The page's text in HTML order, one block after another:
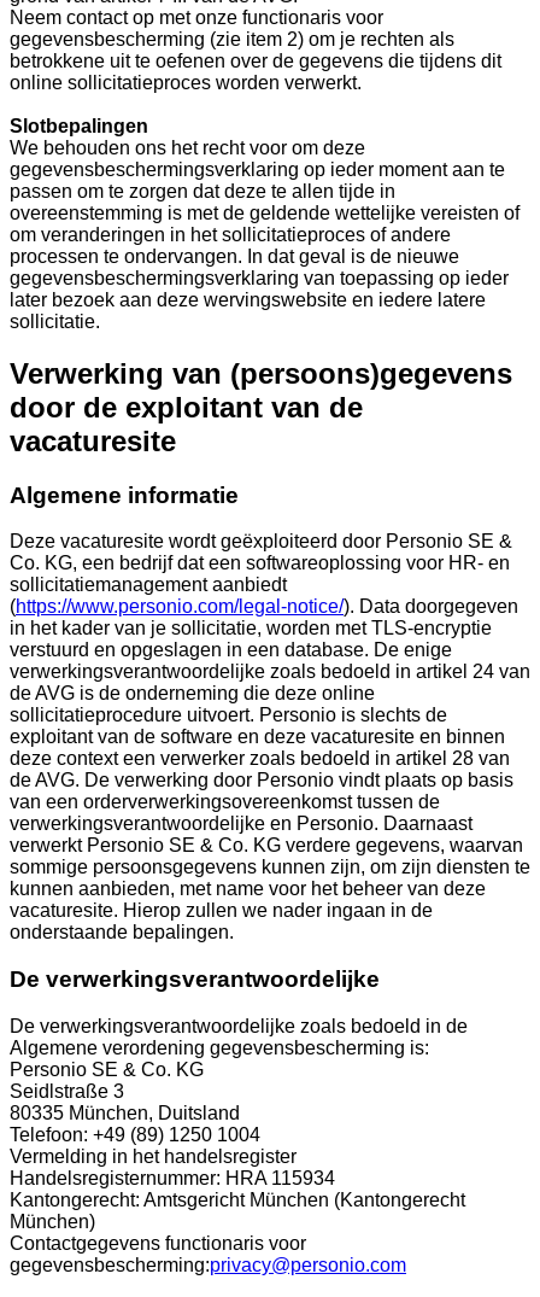
Neem contact op met onze functionaris voor
gegevensbescherming (zie item 2) om je rechten als
betrokkene uit te oefenen over de gegevens die tijdens dit
online sollicitatieproces worden verwerkt.
Slotbepalingen
We behouden ons het recht voor om deze
gegevensbeschermingsverklaring op ieder moment aan te
passen om te zorgen dat deze te allen tijde in
overeenstemming is met de geldende wettelijke vereisten of
om veranderingen in het sollicitatieproces of andere
processen te ondervangen. In dat geval is de nieuwe
gegevensbeschermingsverklaring van toepassing op ieder
later bezoek aan deze wervingswebsite en iedere latere
sollicitatie.
Verwerking van (persoons)gegevens
door de exploitant van de
vacaturesite
Algemene informatie
Deze vacaturesite wordt geëxploiteerd door Personio SE &
Co. KG, een bedrijf dat een softwareoplossing voor HR- en
sollicitatiemanagement aanbiedt
(https://www.personio.com/legal-notice/). Data doorgegeven
in het kader van je sollicitatie, worden met TLS-encryptie
verstuurd en opgeslagen in een database. De enige
verwerkingsverantwoordelijke zoals bedoeld in artikel 24 van
de AVG is de onderneming die deze online
sollicitatieprocedure uitvoert. Personio is slechts de
exploitant van de software en deze vacaturesite en binnen
deze context een verwerker zoals bedoeld in artikel 28 van
de AVG. De verwerking door Personio vindt plaats op basis
van een orderverwerkingsovereenkomst tussen de
verwerkingsverantwoordelijke en Personio. Daarnaast
verwerkt Personio SE & Co. KG verdere gegevens, waarvan
sommige persoonsgegevens kunnen zijn, om zijn diensten te
kunnen aanbieden, met name voor het beheer van deze
vacaturesite. Hierop zullen we nader ingaan in de
onderstaande bepalingen.
De verwerkingsverantwoordelijke
De verwerkingsverantwoordelijke zoals bedoeld in de
Algemene verordening gegevensbescherming is:
Personio SE & Co. KG
Seidlstraße 3
80335 München, Duitsland
Telefoon: +49 (89) 1250 1004
Vermelding in het handelsregister
Handelsregisternummer: HRA 115934
Kantongerecht: Amtsgericht München (Kantongerecht
München)
Contactgegevens functionaris voor
gegevensbescherming:privacy@personio.com